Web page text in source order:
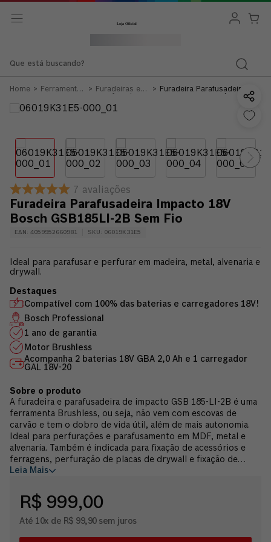
Ferramentas
18v
Furadeiras e
Furadeira Parafusadeira
7 avaliações
Furadeira Parafusadeira Impacto 18V
Bosch GSB185LI-2B Sem Fio
EAN : 4059952660981 SKU : 06019K31E5
Ideal para parafusar e perfurar em madeira, metal, alvenaria e
drywall.
Compatível com 100% das baterias e carregadores 18V!
Bosch Professional
1 ano de garantia
Motor Brushless
Acompanha 2 baterias 18V GBA 2,0 Ah e 1 carregador
GAL 18V-20
A furadeira e parafusadeira de impacto GSB 185-LI-2B é uma
ferramenta Brushless, ou seja, não vem com escovas de
carvão e tem o dobro de vida útil, além de mais autonomia.
Ideal para perfurações e parafusamento em MDF, metal e
alvenaria. Também é indicada para fixação de acessórios e
ferragens, perfuração de placas de drywall e fixação de
peças em alvenaria. A furadeira e parafusadeira de impacto
kg para facilitar o uso durante o dia de trabalho, sem causar
sobrecarga de peso no usuário. Por ser ergonômico,
também reduz a fadiga ao final do dia. Sua velocidade chega
27.000 batidas por minuto (BPM) que maximiza a eficiência
Leia Mais
R$ 999,00
Até 10x de R$ 99,90 sem juros